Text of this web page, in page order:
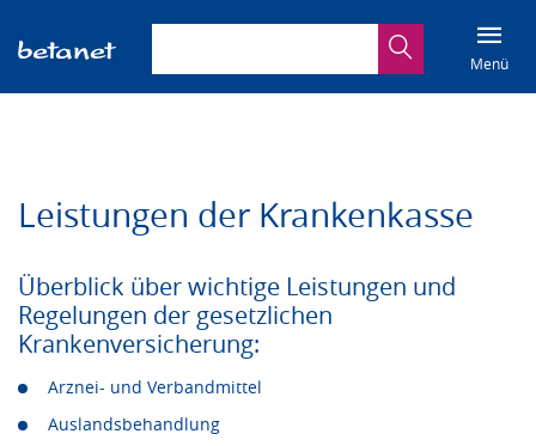
SucheMenü
Leistungen der Krankenkasse
Überblick über wichtige Leistungen und
Regelungen der gesetzlichen
Krankenversicherung:
Arznei- und Verbandmittel
Auslandsbehandlung